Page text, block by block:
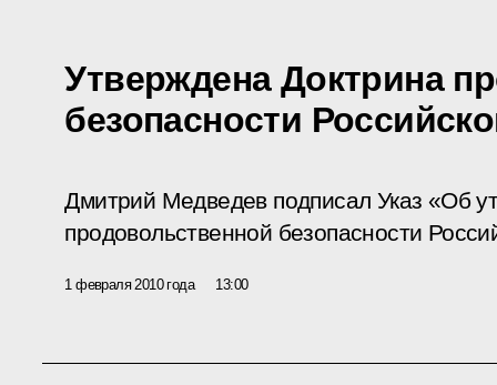
Утверждена Доктрина
безопасности
Дмитрий Медведев подписал Указ «Об
продовольственной безопасности
1 февраля 2010 года 13:00